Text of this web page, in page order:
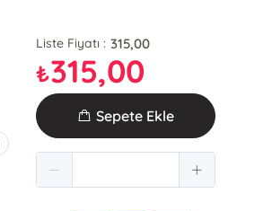
Liste Fiyatı : 315,00
₺315,00
Sepete Ekle